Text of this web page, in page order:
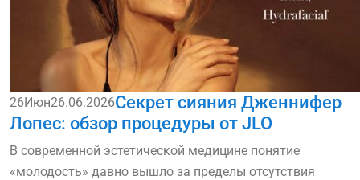
26Июн26.06.2026Секрет сияния Дженнифер
Лопес: обзор процедуры от JLO
В современной эстетической медицине понятие
«молодость» давно вышло за пределы отсутствия